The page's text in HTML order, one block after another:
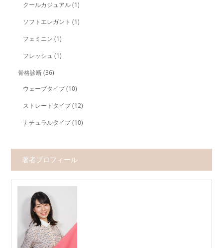
クールカジュアル(1)
ソフトエレガント (1)
フェミニン (1)
フレッシュ (1)
骨格診断(36)
ウェーブタイプ(10)
ストレートタイプ(12)
ナチュラルタイプ(10)
著者プロフィール